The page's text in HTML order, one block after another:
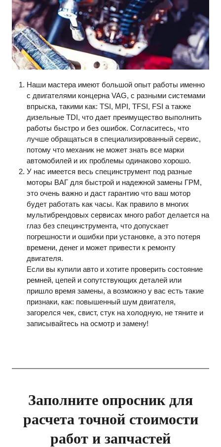
Наши мастера имеют большой опыт работы именно
с двигателями концерна VAG, с разными системами
впрыска, такими как: TSI, MPI, TFSI, FSI а также
дизельные TDI, что дает преимущество выполнить
работы быстро и без ошибок. Согласитесь, что
лучше обращаться в специализированный сервис,
потому что механик не может знать все марки
автомобилей и их проблемы одинаково хорошо.
У нас имеется весь специнструмент под разные
моторы ВАГ для быстрой и надежной замены ГРМ,
это очень важно и даст гарантию что ваш мотор
будет работать как часы. Как правило в многих
мультибрендовых сервисах много работ делается на
глаз без специнструмента, что допускает
погрешности и ошибки при установке, а это потеря
времени, денег и может привести к ремонту
двигателя.
Если вы купили авто и хотите проверить состояние
ремней, цепей и сопутствующих деталей или
пришло время замены, а возможно у вас есть такие
признаки, как: повышенный шум двигателя,
загорелся чек, свист, стук на холодную, не тяните и
записывайтесь на осмотр и замену!
Заполните опросник для
расчета точной стоимости
работ и запчастей